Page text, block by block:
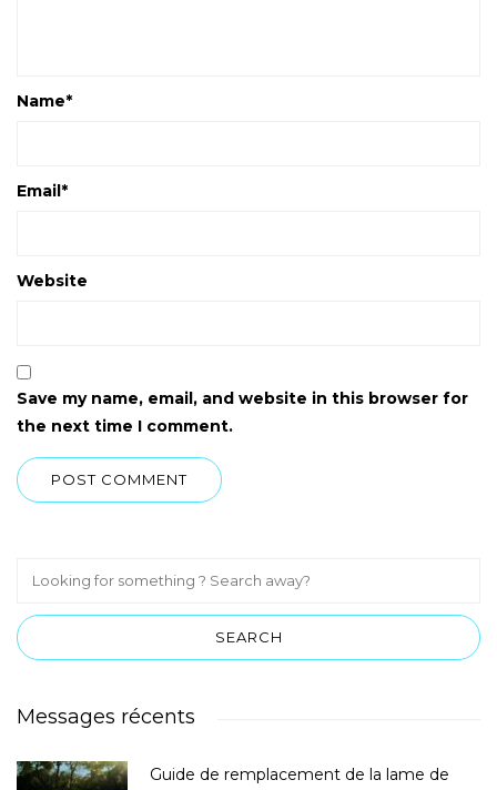
Name*
Email*
Website
Save my name, email, and website in this browser for
the next time I comment.
Messages récents
Guide de remplacement de la lame de